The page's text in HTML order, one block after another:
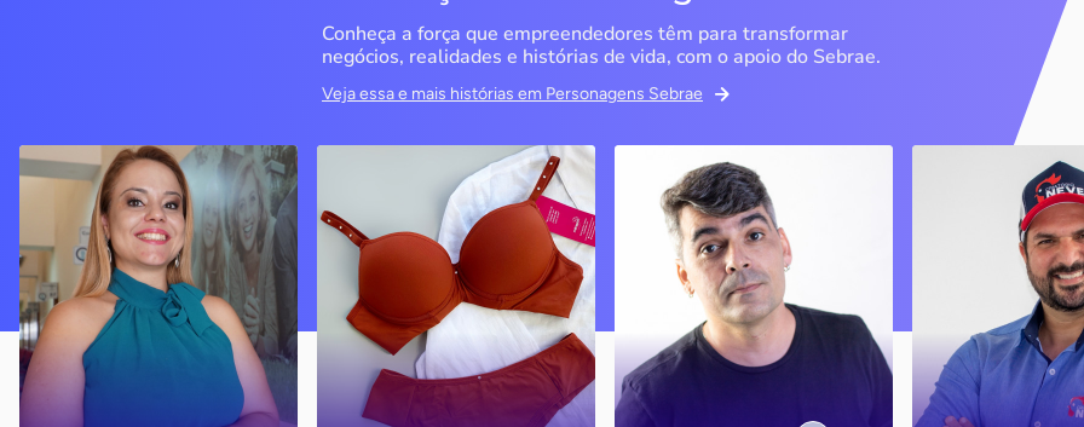
Conheça a força que empreendedores têm para transformar
negócios, realidades e histórias de vida, com o apoio do Sebrae.
Veja essa e mais histórias em Personagens Sebrae
QualiMedi Saúde
Londrina / PR
Crisanália Cinagava e
Fernando Cinagava abriram
clínica com atendimento de
nível particular com preço
acessível
Miragem Moda Íntima
Pérola / PR
Com o apoio do Sebrae, a
empresa cresceu e
atualmente conta com
quatro lojas
Bipp Tecnologia
Picos / PI
Marcus Linhares
transformou a tese do
doutorado em negócio
Criatório
Sobrália / MG